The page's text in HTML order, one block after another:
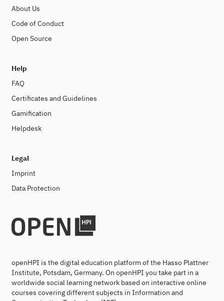
About Us
Code of Conduct
Open Source
Help
FAQ
Certificates and Guidelines
Gamification
Helpdesk
Legal
Imprint
Data Protection
openHPI is the digital education platform of the Hasso Plattner
Institute, Potsdam, Germany. On openHPI you take part in a
worldwide social learning network based on interactive online
courses covering different subjects in Information and